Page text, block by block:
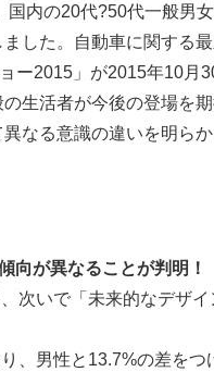
国内の20代?50代一般男
した。自動車に関する
ー2015」が2015年10月
生活者が今後の登場を
なる意識の違いを明ら
向が異なることが判明！
次いで「未来的なデザ
、男性と13.7%の差をつ